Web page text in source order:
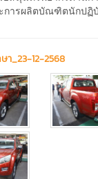
การผลิตบัณฑิตนักปฏิ
า_23-12-2568